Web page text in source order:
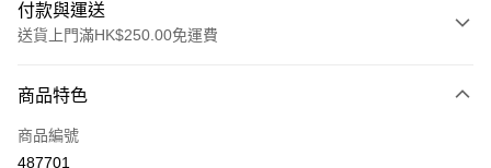
付款與運送
送貨上門滿HK$250.00免運費
信用卡
Apple Pay
商品特色
商品編號
487701